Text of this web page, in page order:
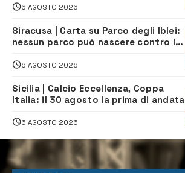
iscriversi
6 AGOSTO 2026
Siracusa | Carta su Parco degli Iblei:
nessun parco può nascere contro le
6 AGOSTO 2026
Sicilia | Calcio Eccellenza, Coppa
Italia: il 30 agosto la prima di andata
6 AGOSTO 2026